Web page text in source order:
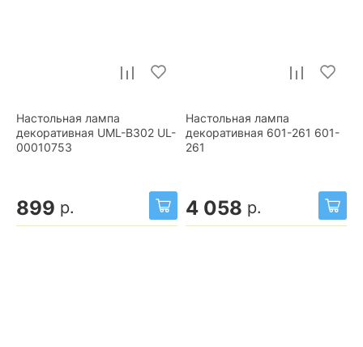
Настольная лампа
декоративная UML-B302 UL-
00010753
899 р.
Настольная лампа
декоративная 601-261 601-
261
4 058 р.